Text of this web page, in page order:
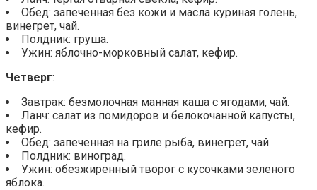
Обед: запеченная без кожи и масла куриная голень,
винегрет, чай.
Полдник: груша.
Ужин: яблочно-морковный салат, кефир.
Четверг:
Завтрак: безмолочная манная каша с ягодами, чай.
Ланч: салат из помидоров и белокочанной капусты,
кефир.
Обед: запеченная на гриле рыба, винегрет, чай.
Полдник: виноград.
Ужин: обезжиренный творог с кусочками зеленого
яблока.